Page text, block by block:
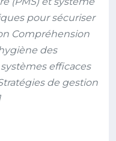
pour sécuriser
Compréhension
des
efficaces
de gestion